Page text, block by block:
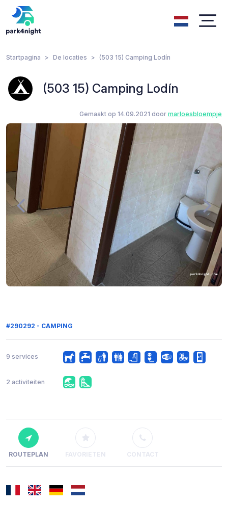
Startpagina De locaties (503 15) Camping Lodín
(503 15) Camping Lodín
Gemaakt op 14.09.2021 door marloesbloempje
#290292 - CAMPING
9 services
2 activiteiten
ROUTEPLAN FAVORIETEN CONTACT